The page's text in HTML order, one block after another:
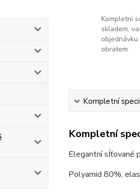
Kompletní
skladem,
objednávku
obratem.
Kompletní
Kompletní
Elegantní sÍťované
Polyamid 80%,